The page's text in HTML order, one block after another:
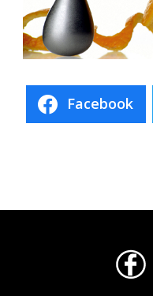
Facebook